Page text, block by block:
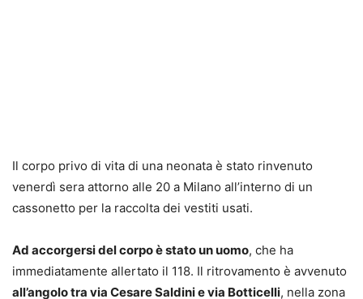
Il corpo privo di vita di una neonata è stato rinvenuto
venerdì sera attorno alle 20 a Milano all’interno di un
cassonetto per la raccolta dei vestiti usati.
Ad accorgersi del corpo è stato un uomo, che ha
immediatamente allertato il 118. Il ritrovamento è avvenuto
all’angolo tra via Cesare Saldini e via Botticelli, nella zona